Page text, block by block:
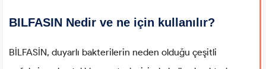
BILFASIN Nedir ve ne için kullanılır?
BİLFASİN, duyarlı bakterilerin neden olduğu çeşitli